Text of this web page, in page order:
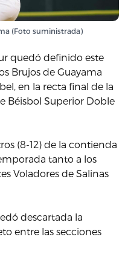
(Foto suministrada)
quedó definido este
Brujos de Guayama
en la recta final de la
Béisbol Superior Doble
(8-12) de la contienda
tanto a los
Voladores de Salinas
descartada la
entre las secciones